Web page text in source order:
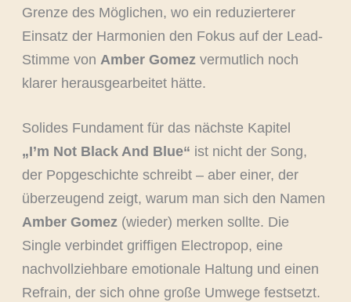
Grenze des Möglichen, wo ein reduzierterer
Einsatz der Harmonien den Fokus auf der Lead-
Stimme von Amber Gomezvermutlich noch
klarer herausgearbeitet hätte.
Solides Fundament für das nächste Kapitel
„I’m Not Black And Blue“ ist nicht der Song,
der Popgeschichte schreibt – aber einer, der
überzeugend zeigt, warum man sich den Namen
Amber Gomez(wieder) merken sollte. Die
Single verbindet griffigen Electropop, eine
nachvollziehbare emotionale Haltung und einen
Refrain, der sich ohne große Umwege festsetzt.